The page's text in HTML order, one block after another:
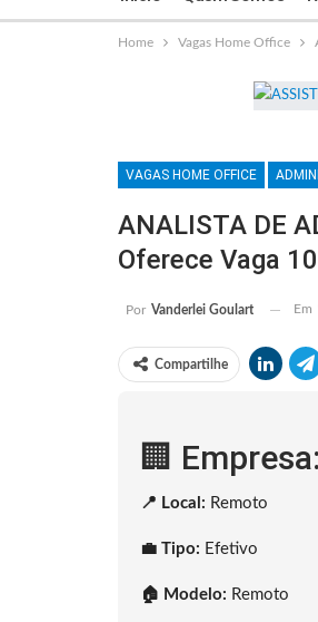
Home Vagas Home Office
VAGAS HOME OFFICE
ANALISTA DE
Oferece Vaga
Por Vanderlei Goulart Em
Compartilhe
🏢
📍 Local: Remoto
💼 Tipo: Efetivo
🏠 Modelo: Remoto